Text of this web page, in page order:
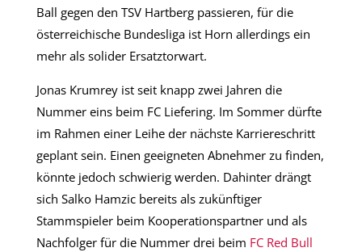
Ball gegen den TSV Hartberg passieren, für die
österreichische Bundesliga ist Horn allerdings ein
mehr als solider Ersatztorwart.
Jonas Krumrey ist seit knapp zwei Jahren die
Nummer eins beim FC Liefering. Im Sommer dürfte
im Rahmen einer Leihe der nächste Karriereschritt
geplant sein. Einen geeigneten Abnehmer zu finden,
könnte jedoch schwierig werden. Dahinter drängt
sich Salko Hamzic bereits als zukünftiger
Stammspieler beim Kooperationspartner und als
Nachfolger für die Nummer drei beim FC Red Bull